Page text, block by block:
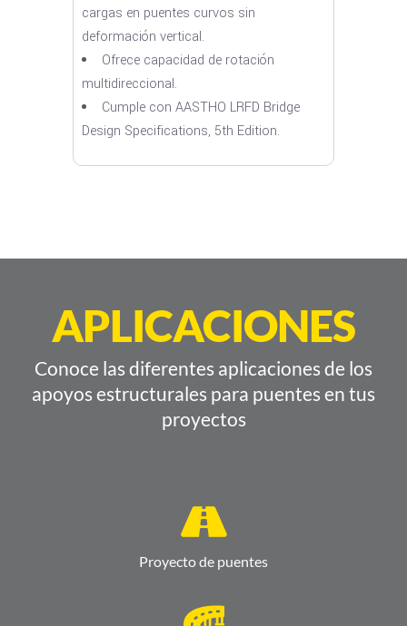
cargas en puentes curvos sin
deformación vertical.
Ofrece capacidad de rotación
multidireccional.
Cumple con AASTHO LRFD Bridge
Design Specifications, 5th Edition.
APLICACIONES
Conoce las diferentes aplicaciones de los
apoyos estructurales para puentes en tus
proyectos
Proyecto de puentes